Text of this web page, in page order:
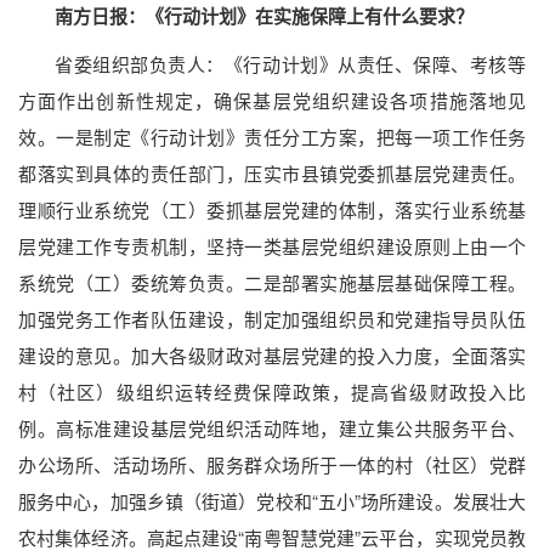
南方日报：《行动计划》在实施保障上有什么要求？
省委组织部负责人：《行动计划》从责任、保障、考核等
方面作出创新性规定，确保基层党组织建设各项措施落地见
效。一是制定《行动计划》责任分工方案，把每一项工作任务
都落实到具体的责任部门，压实市县镇党委抓基层党建责任。
理顺行业系统党（工）委抓基层党建的体制，落实行业系统基
层党建工作专责机制，坚持一类基层党组织建设原则上由一个
系统党（工）委统筹负责。二是部署实施基层基础保障工程。
加强党务工作者队伍建设，制定加强组织员和党建指导员队伍
建设的意见。加大各级财政对基层党建的投入力度，全面落实
村（社区）级组织运转经费保障政策，提高省级财政投入比
例。高标准建设基层党组织活动阵地，建立集公共服务平台、
办公场所、活动场所、服务群众场所于一体的村（社区）党群
服务中心，加强乡镇（街道）党校和“五小”场所建设。发展壮大
农村集体经济。高起点建设“南粤智慧党建”云平台，实现党员教